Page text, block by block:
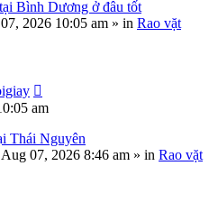
Bình Dương ở đâu tốt
2026 10:05 am » in Rao vặt
am
Thái Nguyên
07, 2026 8:46 am » in Rao vặt